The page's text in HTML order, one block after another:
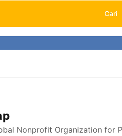
Cari
Nonprofit Organization